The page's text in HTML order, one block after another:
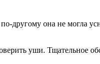
другому она не могла
уши. Тщательное